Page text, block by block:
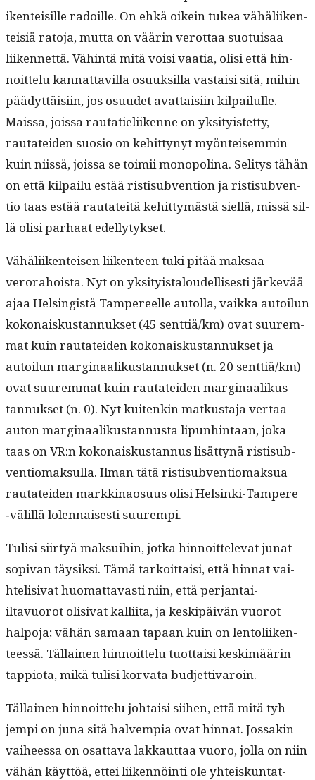
iken­teisille radoille. On ehkä oikein tukea vähäli­iken­
teisiä rato­ja, mut­ta on väärin verot­taa suo­tu­isaa
liiken­net­tä. Vähin­tä mitä voisi vaa­tia, olisi että hin­
noit­telu kan­nat­tavil­la osuuk­sil­la vas­taisi sitä, mihin
päädyt­täisi­in, jos osu­udet avat­taisi­in kil­pailulle.
Mais­sa, jois­sa rautatieli­ikenne on yksi­ty­is­tet­ty,
rautatei­den suo­sio on kehit­tynyt myön­teisem­min
kuin niis­sä, jois­sa se toimii monop­o­li­na. Seli­tys tähän
on että kil­pailu estää ris­tisub­ven­tion ja ris­tisub­ven­
tio taas estää rautateitä kehit­tymästä siel­lä, mis­sä sil­
lä olisi parhaat edellytykset.
Vähäli­iken­teisen liiken­teen tuki pitää mak­saa
verora­hoista. Nyt on yksi­ty­istaloudel­lis­es­ti järkevää
ajaa Helsingistä Tam­pereelle autol­la, vaik­ka autoilun
kokon­aiskus­tan­nuk­set (45 senttiä/km) ovat suurem­
mat kuin rautatei­den kokon­aiskus­tan­nuk­set ja
autoilun mar­gin­aa­likus­tan­nuk­set (n. 20 senttiä/km)
ovat suurem­mat kuin rautatei­den mar­gin­aa­likus­
tan­nuk­set (n. 0). Nyt kuitenkin matkus­ta­ja ver­taa
auton mar­gin­aa­likus­tan­nus­ta lipun­hin­taan, joka
taas on VR:n kokon­aiskus­tan­nus lisät­tynä ris­tisub­
ven­tiomak­sul­la. Ilman tätä ris­tisub­ven­tiomak­sua
rautatei­den markki­nao­su­us olisi Helsin­ki-Tam­pere
‑välil­lä lolen­nais­es­ti suurempi.
Tulisi siir­tyä mak­sui­hin, jot­ka hin­noit­tel­e­vat junat
sopi­van täysik­si. Tämä tarkoit­taisi, että hin­nat vai­
htelisi­vat huo­mat­tavasti niin, että per­jan­tai-
iltavuorot oli­si­vat kalli­ita, ja keskipäivän vuorot
halpo­ja; vähän samaan tapaan kuin on lentoli­iken­
teessä. Täl­lainen hin­noit­telu tuot­taisi keskimäärin
tap­pi­o­ta, mikä tulisi kor­va­ta budjettivaroin.
Täl­lainen hin­noit­telu johtaisi siihen, että mitä tyh­
jem­pi on juna sitä halvem­pia ovat hin­nat. Jos­sakin
vai­heessa on osat­ta­va lakkaut­taa vuoro, jol­la on niin
vähän käyt­töä, ettei liiken­nöin­ti ole yhteiskun­tat­